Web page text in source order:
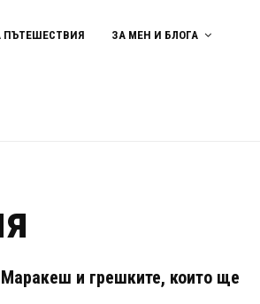
ПЪТЕШЕСТВИЯ ЗА МЕН И БЛОГА
и грешките, които ще